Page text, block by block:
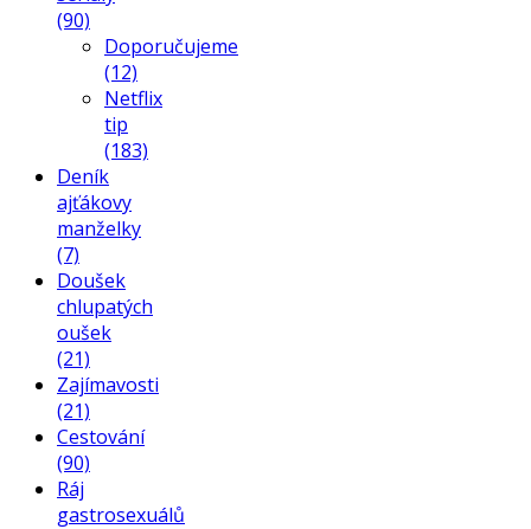
(90)
Doporučujeme
(12)
Netflix
tip
(183)
Deník
ajťákovy
manželky
(7)
Doušek
chlupatých
oušek
(21)
Zajímavosti
(21)
Cestování
(90)
Ráj
gastrosexuálů